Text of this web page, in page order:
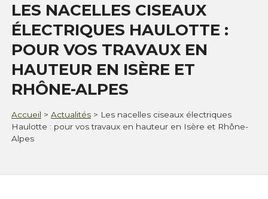
NOS VALEURS
NOS DOMAINES D'EXPERTISES
NOS SERVICES
CONTACT
LES NACELLES CISEAUX
ÉLECTRIQUES HAULOTTE :
POUR VOS TRAVAUX EN
HAUTEUR EN ISÈRE ET
RHÔNE-ALPES
Accueil > Actualités > Les nacelles ciseaux électriques
Haulotte : pour vos travaux en hauteur en Isère et Rhône-
Alpes